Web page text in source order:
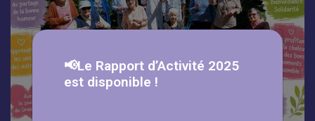
📢Le Rapport d’Activité 2025
est disponible !